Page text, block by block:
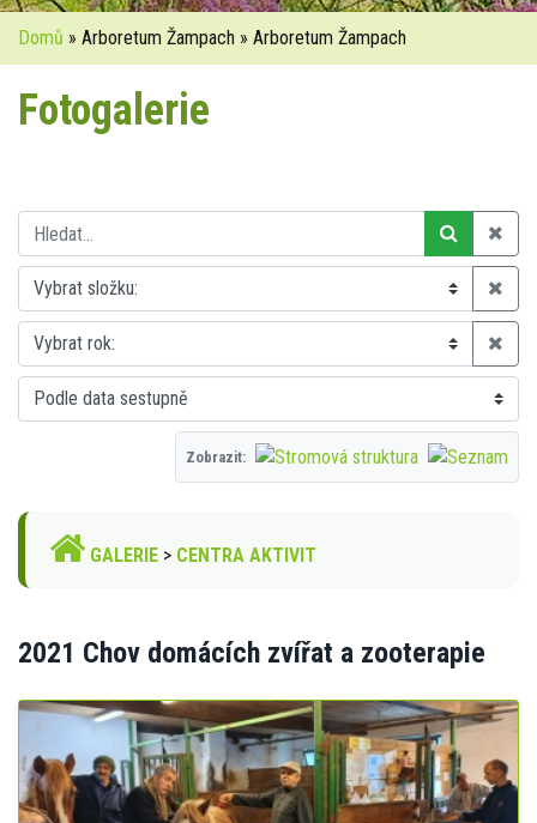
Domů » Arboretum Žampach » Arboretum Žampach
Fotogalerie
Zobrazit:
GALERIE > CENTRA AKTIVIT
2021 Chov domácích zvířat a zooterapie